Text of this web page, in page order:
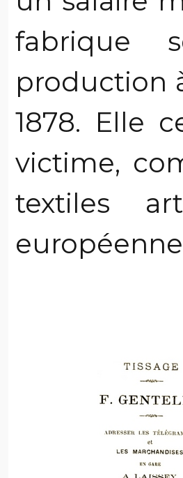
fabrique
production
1878. Elle
victime,
textiles